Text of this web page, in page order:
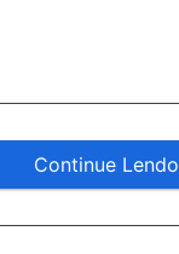
Continue Lendo